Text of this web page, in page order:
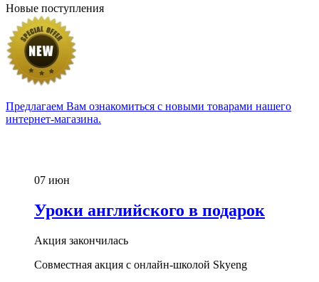
Новые поступления
Предлагаем Вам ознакомиться с новыми товарами нашего
интернет-магазина.
07 июн
Уроки английского в подарок
Акция закончилась
Совместная акция с онлайн-школой Skyeng